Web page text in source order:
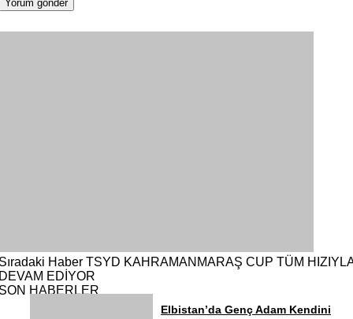
Haber TSYD KAHRAMANMARAŞ CUP TÜM
EDİYOR
HABERLER
Elbistan’da Genç Adam Kendini